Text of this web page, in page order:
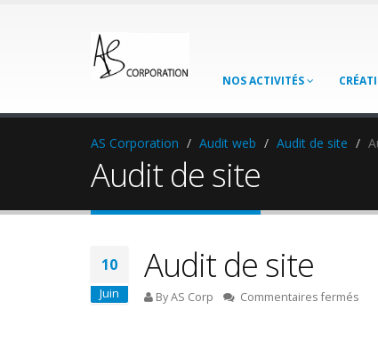
NOS ACTIVITÉS
AS Corporation Audit web Audit de site
Audit de site
10
Juin
Audit de site
By AS Corp Commentaires fermés